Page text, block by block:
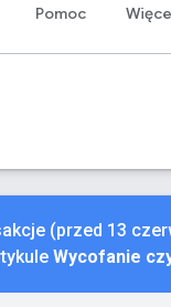
Pomoc
(przed 13
Wycofanie